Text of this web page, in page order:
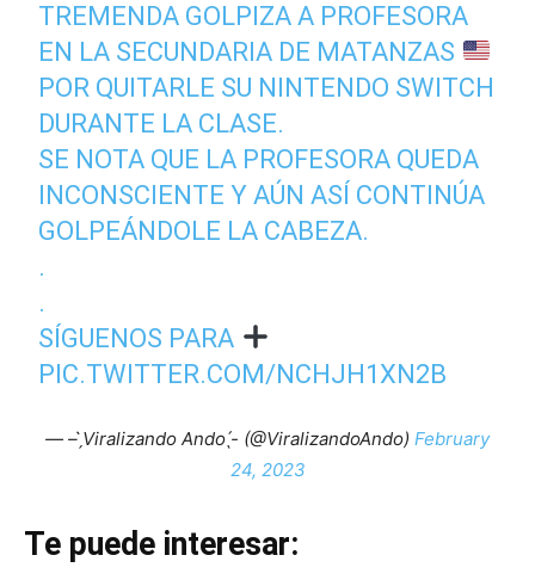
TREMENDA GOLPIZA A PROFESORA
EN LA SECUNDARIA DE MATANZAS
POR QUITARLE SU NINTENDO SWITCH
DURANTE LA CLASE.
SE NOTA QUE LA PROFESORA QUEDA
INCONSCIENTE Y AÚN ASÍ CONTINÚA
GOLPEÁNDOLE LA CABEZA.
.
.
SÍGUENOS PARA
PIC.TWITTER.COM/NCHJH1XN2B
— – ̗̀Viralizando Ando ̖́- (@ViralizandoAndo) February
24, 2023
Te puede interesar: